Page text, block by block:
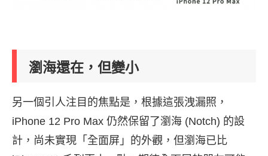
瀏海還在，但變小
另一個引人注目的焦點是，根據這張洩漏照，
iPhone 12 Pro Max 仍然保留了瀏海 (Notch) 的設
計，尚未實現「全面屏」的外觀，但瀏海已比